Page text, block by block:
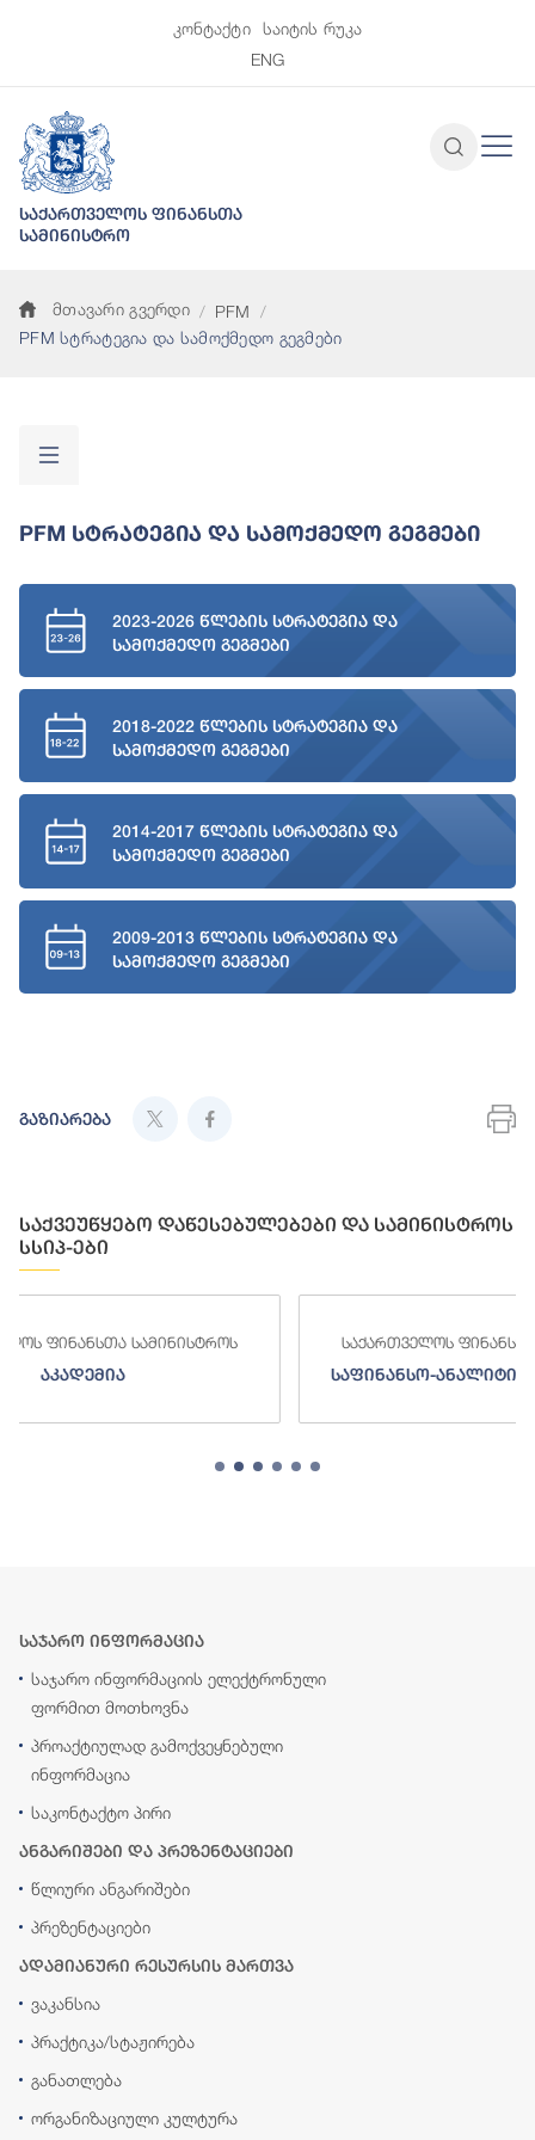
კონტაქტი
საიტის რუკა
ENG
საქართველოს ფინანსთა
სამინისტრო
მთავარი გვერდი
PFM
PFM სტრატეგია და სამოქმედო გეგმები
PFM Სტრატეგია Და Სამოქმედო Გეგმები
2023-2026 წლების სტრატეგია და
სამოქმედო გეგმები
2018-2022 წლების სტრატეგია და
სამოქმედო გეგმები
2014-2017 წლების სტრატეგია და
სამოქმედო გეგმები
2009-2013 წლების სტრატეგია და
სამოქმედო გეგმები
გაზიარება
საქვეუწყებო დაწესებულებები და სამინისტროს
სსიპ-ები
საქართველოს ფინანსთა სამინისტროს
საფინანსო-ანალიტიკური სამსახური
საჯარო ინფორმაცია
საჯარო ინფორმაციის ელექტრონული
ფორმით მოთხოვნა
პროაქტიულად გამოქვეყნებული
ინფორმაცია
საკონტაქტო პირი
ანგარიშები და პრეზენტაციები
წლიური ანგარიშები
პრეზენტაციები
ადამიანური რესურსის მართვა
ვაკანსია
პრაქტიკა/სტაჟირება
განათლება
ორგანიზაციული კულტურა